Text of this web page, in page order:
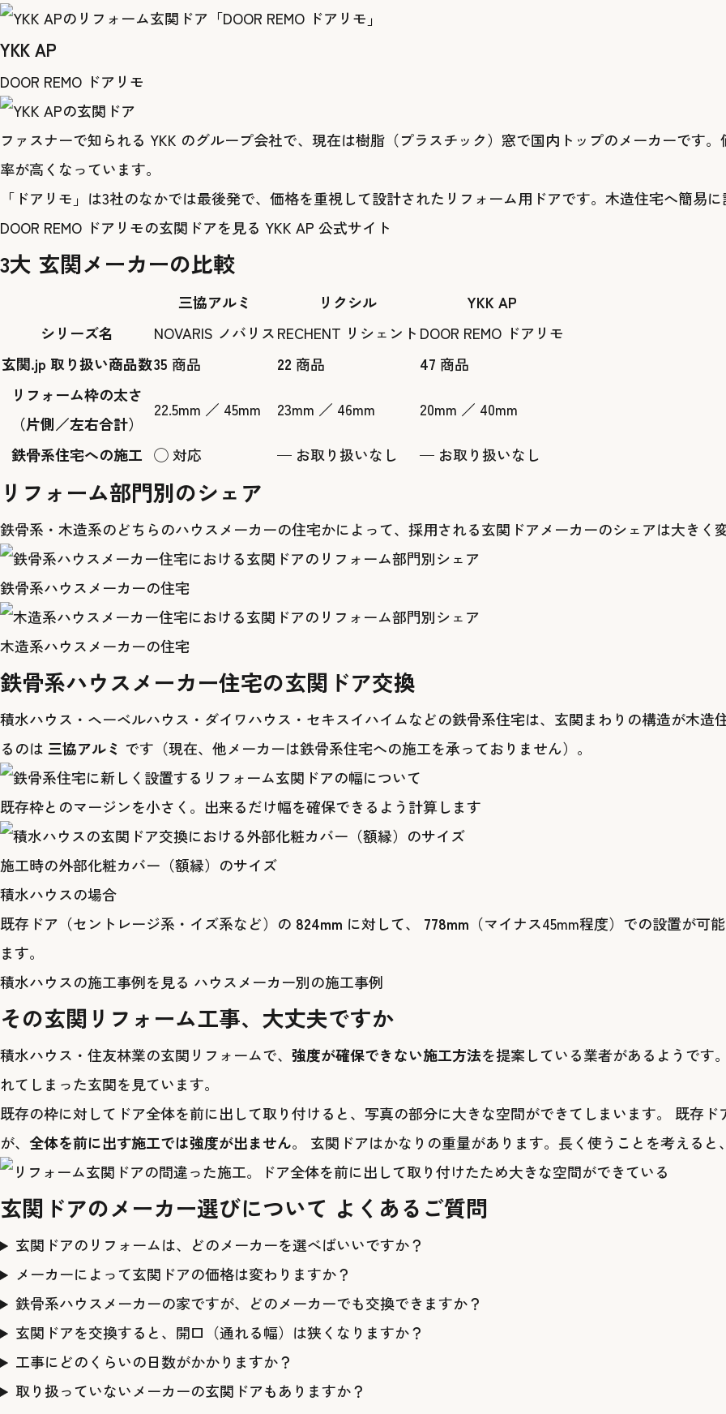
YKK AP
DOOR REMO ドアリモ
ファスナーで知られる YKK のグループ会社で、現在は樹脂（プラスチック）窓で国内トップのメーカーです
率が高くなっています。
「ドアリモ」は3社のなかでは最後発で、価格を重視して設計されたリフォーム用ドアです。木造住宅へ簡易
DOOR REMO ドアリモの玄関ドアを見る YKK AP 公式サイト
3大 玄関メーカーの比較
三協アルミ リクシル
YKK AP
シリーズ名
NOVARIS ノバリスRECHENT リシェント DOOR REMO ドアリモ
玄関.jp 取り扱い商品数35 商品 22 商品 47 商品
リフォーム枠の太さ
（片側／左右合計）
22.5mm ／ 45mm 23mm ／ 46mm 20mm ／ 40mm
鉄骨系住宅への施工 ◯ 対応 — お取り扱いなし — お取り扱いなし
リフォーム部門別のシェア
鉄骨系・木造系のどちらのハウスメーカーの住宅かによって、採用される玄関ドアメーカーのシェアは大きく変
鉄骨系ハウスメーカーの住宅
木造系ハウスメーカーの住宅
鉄骨系ハウスメーカー住宅の玄関ドア交換
積水ハウス・ヘーベルハウス・ダイワハウス・セキスイハイムなどの鉄骨系住宅は、玄関まわりの構造が木造
るのは 三協アルミ です（現在、他メーカーは鉄骨系住宅への施工を承っておりません）。
既存枠とのマージンを小さく。出来るだけ幅を確保できるよう計算します
施工時の外部化粧カバー（額縁）のサイズ
積水ハウスの場合
既存ドア（セントレージ系・イズ系など）の 824mm に対して、 778mm （マイナス45mm程度）での設置が
ます。
積水ハウスの施工事例を見る ハウスメーカー別の施工事例
その玄関リフォーム工事、大丈夫ですか
積水ハウス・住友林業の玄関リフォームで、 強度が確保できない施工方法を提案している業者があるようです
れてしまった玄関を見ています。
既存の枠に対してドア全体を前に出して取り付けると、写真の部分に大きな空間ができてしまいます。 既存
が、 全体を前に出す施工では強度が出ません。 玄関ドアはかなりの重量があります。長く使うことを考えると
玄関ドアのメーカー選びについて よくあるご質問
玄関ドアのリフォームは、どのメーカーを選べばいいですか？
メーカーによって玄関ドアの価格は変わりますか？
鉄骨系ハウスメーカーの家ですが、どのメーカーでも交換できますか？
玄関ドアを交換すると、開口（通れる幅）は狭くなりますか？
工事にどのくらいの日数がかかりますか？
取り扱っていないメーカーの玄関ドアもありますか？